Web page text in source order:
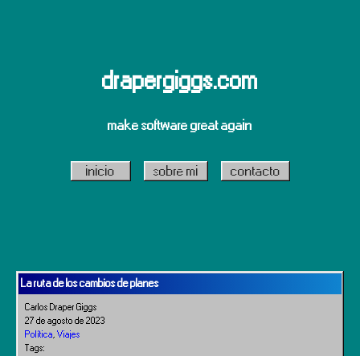
drapergiggs.com
make software great again
inicio sobre mi contacto
La ruta de los cambios de planes
Carlos Draper Giggs
27 de agosto de 2023
Política Viajes
Tags: